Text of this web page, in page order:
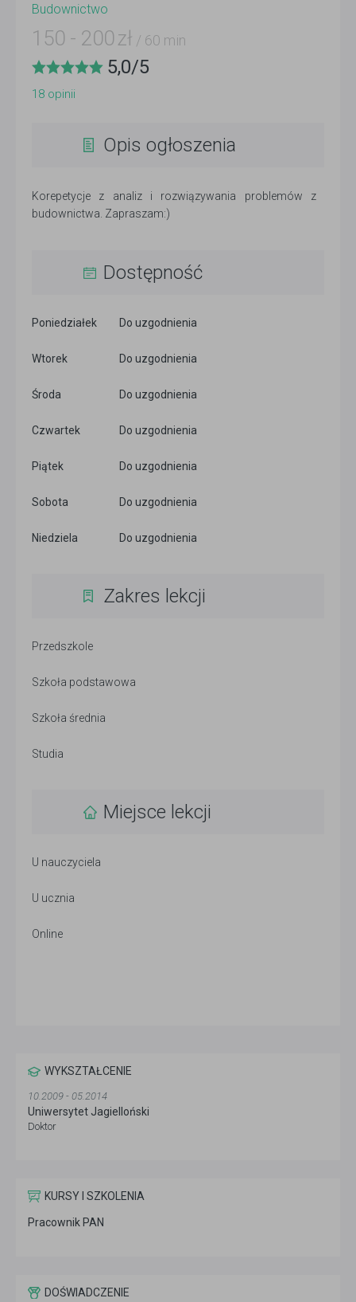
Budownictwo
150 - 200 zł / 60 min
5,0/5
18 opinii
Opis ogłoszenia
Korepetycje z analiz i rozwiązywania problemów z
budownictwa. Zapraszam:)
Dostępność
Poniedziałek Do uzgodnienia
Wtorek Do uzgodnienia
Środa Do uzgodnienia
Czwartek Do uzgodnienia
Piątek Do uzgodnienia
Sobota Do uzgodnienia
Niedziela Do uzgodnienia
Zakres lekcji
Przedszkole
Szkoła podstawowa
Szkoła średnia
Studia
Miejsce lekcji
U nauczyciela
U ucznia
Online
WYKSZTAŁCENIE
10.2009 - 05.2014
Uniwersytet Jagielloński
Doktor
KURSY I SZKOLENIA
Pracownik PAN
DOŚWIADCZENIE